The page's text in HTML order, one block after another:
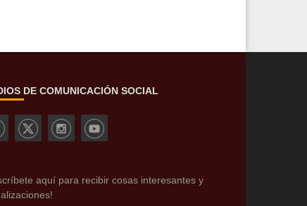
DE COMUNICACIÓN SOCIAL
aquí para recibir cosas interesantes y